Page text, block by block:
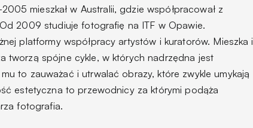
mieszkał w Australii, gdzie współpracował z
2009 studiuje fotografię na ITF w Opawie.
platformy współpracy artystów i kuratorów. Mieszka i
tworzą spójne cykle, w których nadrzędna jest
to zauważać i utrwalać obrazy, które zwykle umykają
estetyczna to przewodnicy za którymi podąża
fotografia.